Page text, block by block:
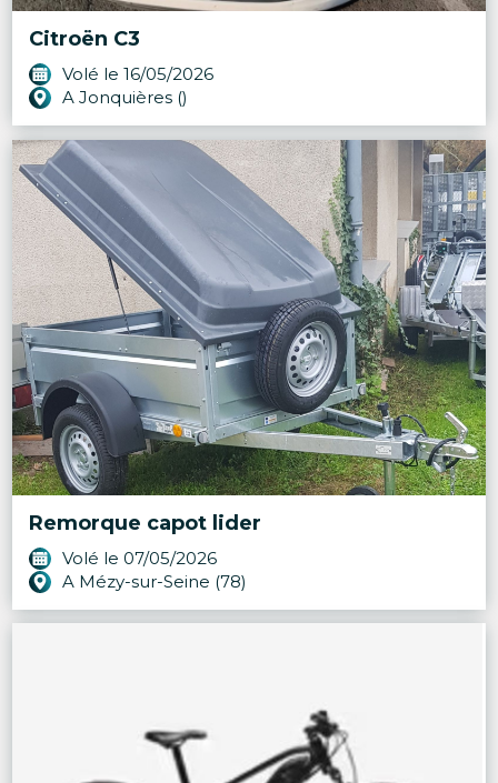
Citroën C3
Volé le 16/05/2026
A Jonquières ()
Remorque capot lider
Volé le 07/05/2026
A Mézy-sur-Seine (78)